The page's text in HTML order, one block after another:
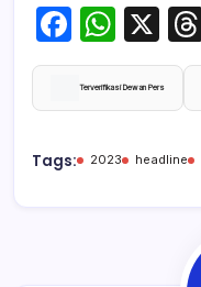
F
a
c
b
W
h
at
A
X
Terverifikasi Dewan Pers
Tags: 2023 headline